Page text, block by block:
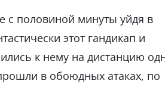
с половиной минуты уйдя в
этот гандикап и
к нему на дистанцию
в обоюдных атаках, по